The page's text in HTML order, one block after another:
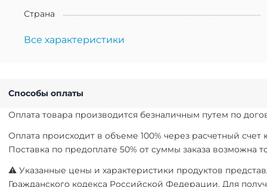
Страна
Все характеристики
Способы оплаты
Оплата товара производится безналичным путем по
Оплата происходит в объеме 100% через расчетный
Поставка по предоплате 50% от суммы заказа
⚠ Указанные цены и характеристики продуктов
Гражданского кодекса Российской Федерации. Для